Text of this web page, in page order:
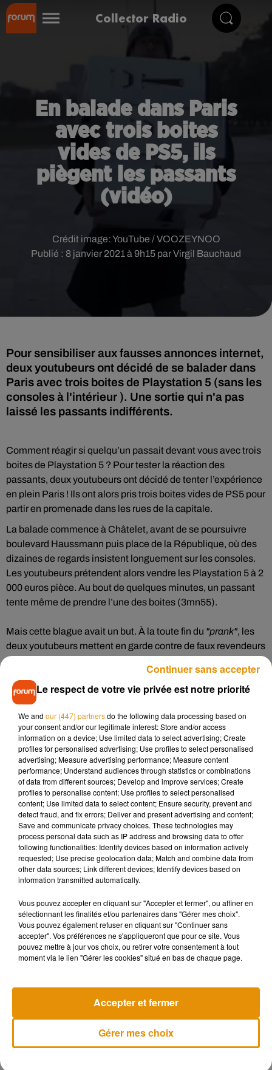
Collector Radio
En balade dans Paris
avec trois boites
vides de PS5, ils
piègent les passants
(vidéo)
Publié : 8 janvier 2021 à 9h15 par Virgil Bauchaud
Crédit image: YouTube / VOOZEYNOO
Pour sensibiliser aux fausses annonces internet,
deux youtubeurs ont décidé de se balader dans
Paris avec trois boites de Playstation 5 (sans les
consoles à l'intérieur ). Une sortie qui n'a pas
laissé les passants indifférents.
Comment réagir si quelqu’un passait devant vous avec trois
boites de Playstation 5 ? Pour tester la réaction des
passants, deux youtubeurs ont décidé de tenter l’expérience
en plein Paris ! Ils ont alors pris trois boites vides de PS5 pour
partir en promenade dans les rues de la capitale.
La balade commence à Châtelet, avant de se poursuivre
boulevard Haussmann puis place de la République, où des
dizaines de regards insistent longuement sur les consoles.
Les youtubeurs prétendent alors vendre les Playstation 5 à 2
000 euros pièce. Au bout de quelques minutes, un passant
tente même de prendre l’une des boites (3mn55).
Mais cette blague avait un but. À la toute fin du "prank", les
deux youtubeurs mettent en garde contre de faux revendeurs
sur internet. Selon eux, des annoncent proposent de
revendre simplement les boites de PS5 contre des centaines
d’euros. Vous êtes prévenus !
Musique
interprétée lors des...
Le respect de votre vie privée est notre priorité
We and our (447) partnersdo the following data processing based on
your consent and/or our legitimate interest: Store and/or access
information on a device; Use limited data to select advertising; Create
profiles for personalised advertising; Use profiles to select personalised
advertising; Measure advertising performance; Measure content
performance; Understand audiences through statistics or combinations
of data from different sources; Develop and improve services; Create
profiles to personalise content; Use profiles to select personalised
content; Use limited data to select content; Ensure security, prevent and
detect fraud, and fix errors; Deliver and present advertising and content;
Save and communicate privacy choices. These technologies may
process personal data such as IP address and browsing data to offer
following functionalities: Identify devices based on information actively
requested; Use precise geolocation data; Match and combine data from
other data sources; Link different devices; Identify devices based on
information transmitted automatically.
Vous pouvez accepter en cliquant sur "Accepter et fermer", ou affiner en
sélectionnant les finalités et/ou partenaires dans "Gérer mes choix".
Vous pouvez également refuser en cliquant sur "Continuer sans
accepter". Vos préférences ne s'appliqueront que pour ce site. Vous
pouvez mettre à jour vos choix, ou retirer votre consentement à tout
moment via le lien "Gérer les cookies" situé en bas de chaque page.
Gérer mes choix
Accepter et fermer
Continuer sans accepter